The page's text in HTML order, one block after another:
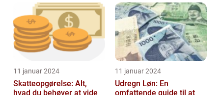
11 januar 2024
Skatteopgørelse: Alt,
hvad du behøver at vide
11 januar 2024
Udregn Løn: En
omfattende guide til at